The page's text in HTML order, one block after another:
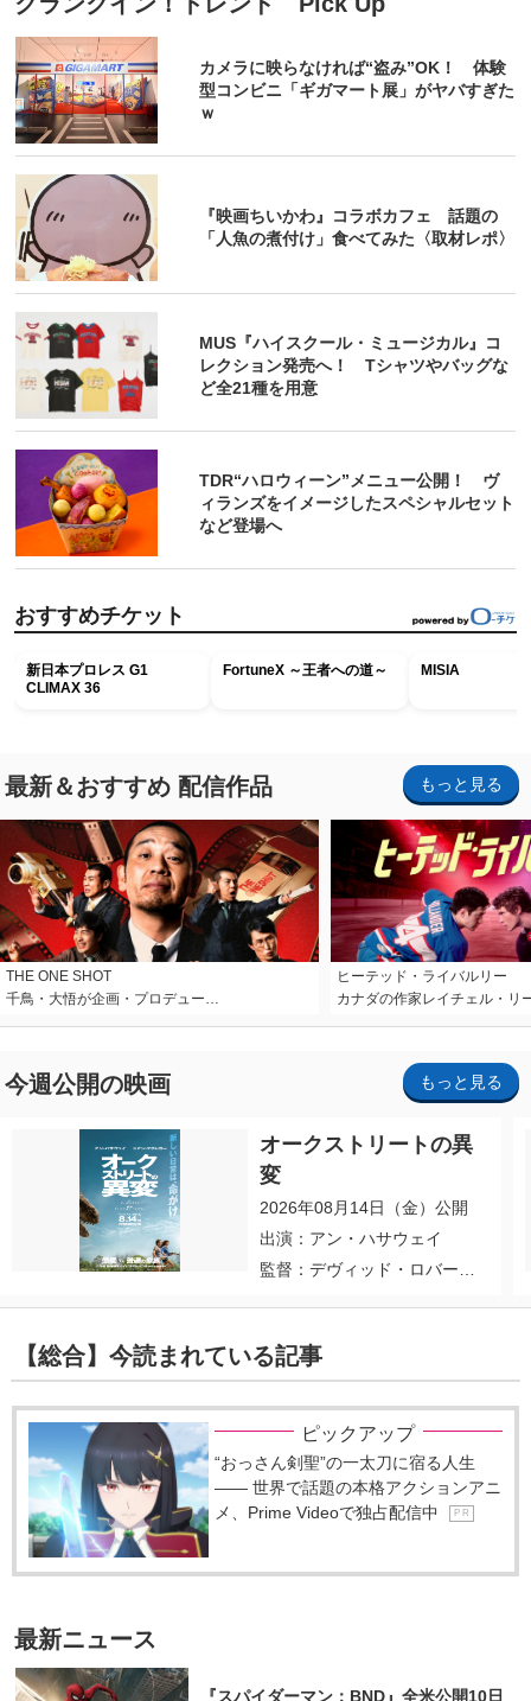
カメラに映らなければ“盗み”OK！ 体験
型コンビニ「ギガマート展」がヤバすぎた
ｗ
『映画ちいかわ』コラボカフェ 話題の
「人魚の煮付け」食べてみた〈取材レポ〉
MUS『ハイスクール・ミュージカル』コ
レクション発売へ！ Tシャツやバッグな
ど全21種を用意
TDR“ハロウィーン”メニュー公開！ ヴ
ィランズをイメージしたスペシャルセット
など登場へ
おすすめチケット
新日本プロレス G1
CLIMAX 36
FortuneX ～王者への道～ MISIA
最新＆おすすめ 配信作品 もっと見る
THE ONE SHOT
千鳥・大悟が企画・プロデュー…
ヒーテッド・ライバルリー
カナダの作家レイチェル・リ
今週公開の映画 もっと見る
オークストリートの異
変
2026年08月14日（金）公開
出演：アン・ハサウェイ
監督：デヴィッド・ロバー
【総合】今読まれている記事
ピックアップ
“おっさん剣聖”の一太刀に宿る人生
―― 世界で話題の本格アクションアニ
メ、Prime Videoで独占配信中
P R
最新ニュース
『スパイダーマン：BND』全米公開10日